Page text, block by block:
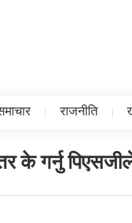
राजनीति
के गर्नु